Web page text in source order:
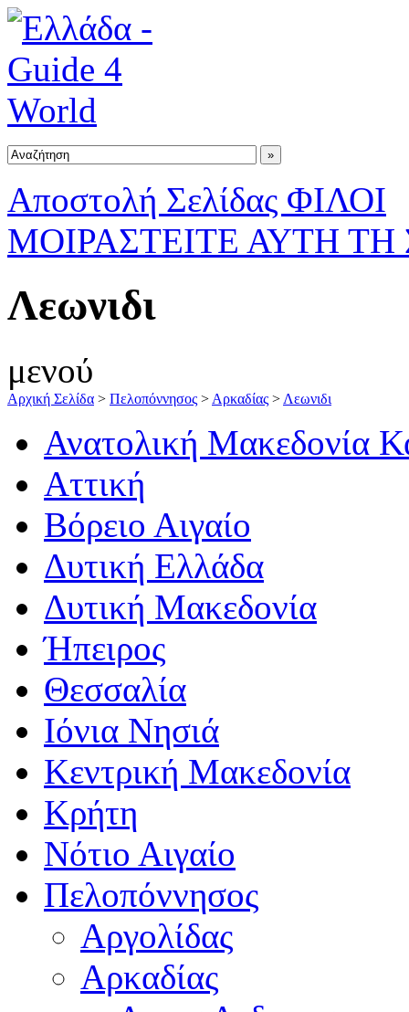
Αποστολή Σελίδας ΦΙΛΟΙ
ΜΟΙΡΑΣΤΕΙΤΕ ΑΥΤΗ ΤΗ
Λεωνιδι
μενού
Αρχική Σελίδα > Πελοπόννησος > Αρκαδίας > Λεωνιδι
Ανατολική Μακεδονία
Αττική
Βόρειο Αιγαίο
Δυτική Ελλάδα
Δυτική Μακεδονία
Ήπειρος
Θεσσαλία
Ιόνια Νησιά
Κεντρική Μακεδονία
Κρήτη
Νότιο Αιγαίο
Πελοπόννησος
Αργολίδας
Αρκαδίας